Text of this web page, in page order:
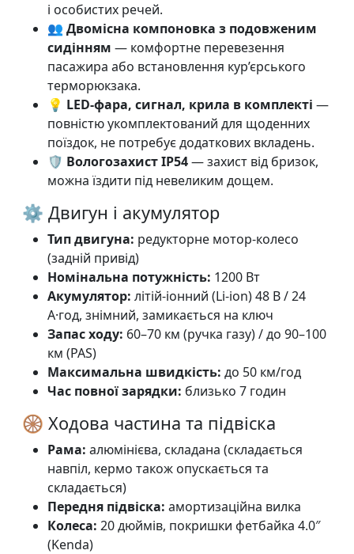
і особистих речей.
👥 Двомісна компоновка з подовженим
сидінням — комфортне перевезення
пасажира або встановлення кур’єрського
терморюкзака.
💡 LED-фара, сигнал, крила в комплекті —
повністю укомплектований для щоденних
поїздок, не потребує додаткових вкладень.
🛡️ Вологозахист IP54— захист від бризок,
можна їздити під невеликим дощем.
⚙️ Двигун і акумулятор
Тип двигуна: редукторне мотор-колесо
(задній привід)
Номінальна потужність: 1200 Вт
Акумулятор: літій-іонний (Li-ion) 48 В / 24
А·год, знімний, замикається на ключ
Запас ходу: 60–70 км (ручка газу) / до 90–100
км (PAS)
Максимальна швидкість: до 50 км/год
Час повної зарядки: близько 7 годин
🛞 Ходова частина та підвіска
Рама: алюмінієва, складана (складається
навпіл, кермо також опускається та
складається)
Передня підвіска: амортизаційна вилка
Колеса: 20 дюймів, покришки фетбайка 4.0″
(Kenda)